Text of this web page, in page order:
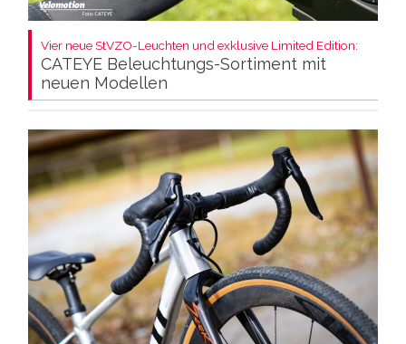
Vier neue StVZO-Leuchten und exklusive Limited Edition:
CATEYE Beleuchtungs-Sortiment mit
neuen Modellen